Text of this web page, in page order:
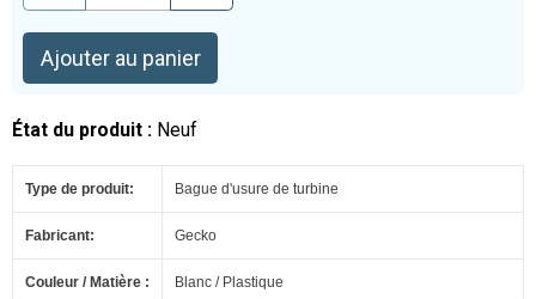
Ajouter au panier
État du produit : Neuf
Type de produit: Bague d'usure de turbine
Fabricant: Gecko
Couleur / Matière : Blanc / Plastique